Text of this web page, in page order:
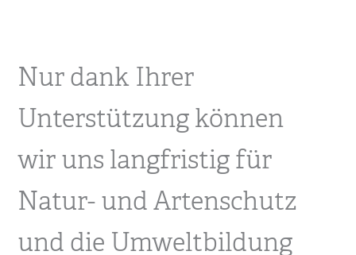
Nur dank Ihrer
Unterstützung können
wir uns langfristig für
Natur- und Artenschutz
und die Umweltbildung